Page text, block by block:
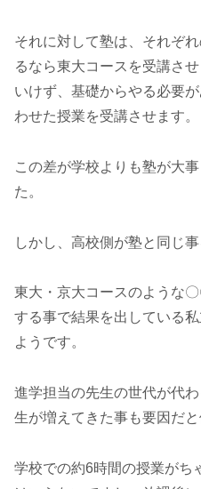
それに対して塾は、それぞ
るなら東大コースを受講さ
いけず、基礎からやる必要
わせた授業を受講させます。
この差が学校よりも塾が大
た。
しかし、高校側が塾と同じ
東大・京大コースのような
する事で結果を出している
ようです。
進学担当の先生の世代が代
生が増えてきた事も要因だと
学校での約6時間の授業がち